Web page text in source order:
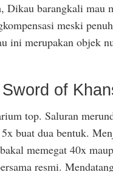
Dikau barangkali mau
meski
ini merupakan objek
of
top. Saluran
buat dua bentuk.
memegat 40x
resmi.